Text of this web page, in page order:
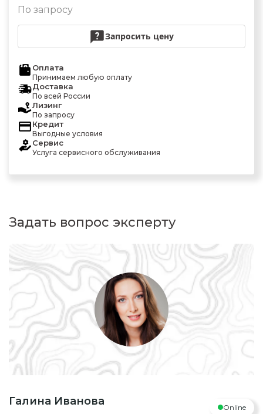
По запросу
Запросить цену
Оплата
Принимаем любую оплату
Доставка
По всей России
Лизинг
По запросу
Кредит
Выгодные условия
Сервис
Услуга сервисного обслуживания
Задать вопрос эксперту
Галина Иванова Online